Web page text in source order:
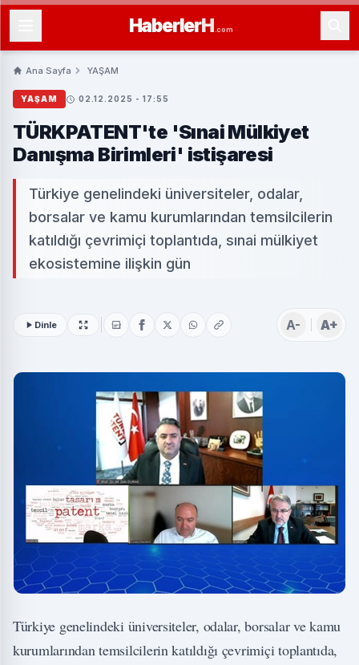
HaberlerH .com
Ana Sayfa YAŞAM
YAŞAM 02.12.2025 - 17:55
TÜRKPATENT'te 'Sınai Mülkiyet
Danışma Birimleri' istişaresi
Türkiye genelindeki üniversiteler, odalar,
borsalar ve kamu kurumlarından temsilcilerin
katıldığı çevrimiçi toplantıda, sınai mülkiyet
ekosistemine ilişkin gün
Dinle A- A+
Türkiye genelindeki üniversiteler, odalar, borsalar ve kamu
kurumlarından temsilcilerin katıldığı çevrimiçi toplantıda,